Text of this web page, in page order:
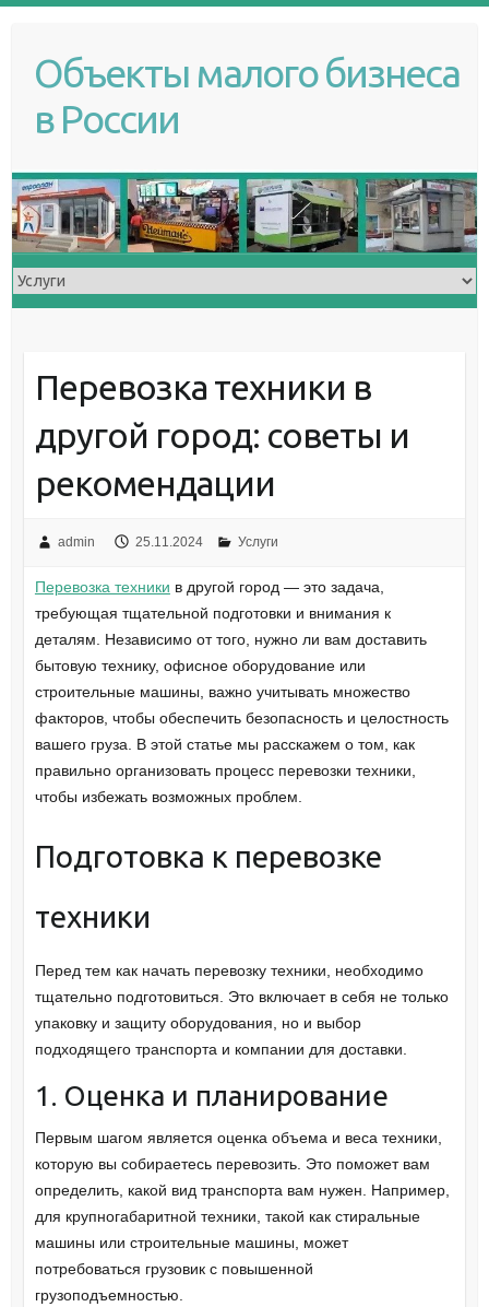
Объекты малого бизнеса
в России
Перевозка техники в
другой город: советы и
рекомендации
admin 25.11.2024 Услуги
Перевозка техники в другой город — это задача,
требующая тщательной подготовки и внимания к
деталям. Независимо от того, нужно ли вам доставить
бытовую технику, офисное оборудование или
строительные машины, важно учитывать множество
факторов, чтобы обеспечить безопасность и целостность
вашего груза. В этой статье мы расскажем о том, как
правильно организовать процесс перевозки техники,
чтобы избежать возможных проблем.
Подготовка к перевозке
техники
Перед тем как начать перевозку техники, необходимо
тщательно подготовиться. Это включает в себя не только
упаковку и защиту оборудования, но и выбор
подходящего транспорта и компании для доставки.
1. Оценка и планирование
Первым шагом является оценка объема и веса техники,
которую вы собираетесь перевозить. Это поможет вам
определить, какой вид транспорта вам нужен. Например,
для крупногабаритной техники, такой как стиральные
машины или строительные машины, может
потребоваться грузовик с повышенной
грузоподъемностью.